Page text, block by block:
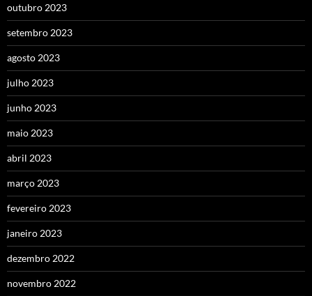
outubro 2023
setembro 2023
agosto 2023
julho 2023
junho 2023
maio 2023
abril 2023
março 2023
fevereiro 2023
janeiro 2023
dezembro 2022
novembro 2022